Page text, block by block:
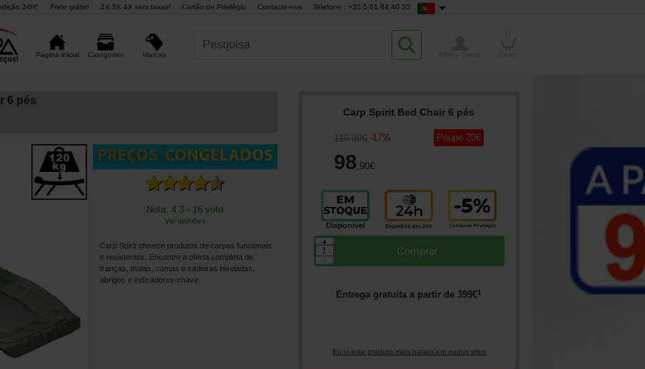
24H° Frete grátis¹ 2X 3X 4X sem taxas² Cartão de Privilégio Contacte-nos Telefone : +33 5 61 64 40 33
Página inicial Categorias Marcas
6 pés
Nota: 4.3 - 16 voto
Ver opiniões
Carp Spirit oferece produtos de carpas funcionais
e resistentes. Encontre a oferta completa de
tranças, malas, camas e cadeiras niveladas,
abrigos e indicadores-chave.
Carp Spirit Bed Chair 6 pés
119,00€ -17%
98,90€
Poupe 20€
Comprar
▲
Entrega gratuita a partir de 399€1
Eu vi este produto mais barato em outros sites